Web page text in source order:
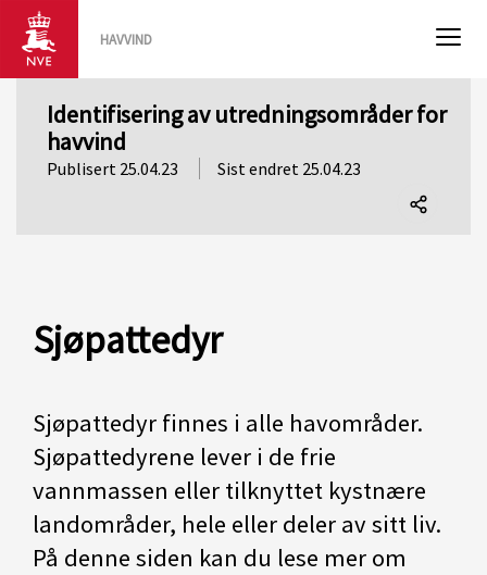
HAVVIND
Identifisering av utredningsområder for
havvind
Publisert 25.04.23 Sist endret 25.04.23
Sjøpattedyr
Sjøpattedyr finnes i alle havområder.
Sjøpattedyrene lever i de frie
vannmassen eller tilknyttet kystnære
landområder, hele eller deler av sitt liv.
På denne siden kan du lese mer om